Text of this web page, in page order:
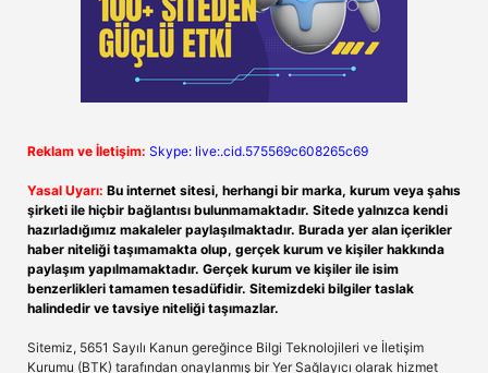
Reklam ve İletişim: Skype: live:.cid.575569c608265c69
Yasal Uyarı: Bu internet sitesi, herhangi bir marka, kurum veya şahıs
şirketi ile hiçbir bağlantısı bulunmamaktadır. Sitede yalnızca kendi
hazırladığımız makaleler paylaşılmaktadır. Burada yer alan içerikler
haber niteliği taşımamakta olup, gerçek kurum ve kişiler hakkında
paylaşım yapılmamaktadır. Gerçek kurum ve kişiler ile isim
benzerlikleri tamamen tesadüfidir. Sitemizdeki bilgiler taslak
halindedir ve tavsiye niteliği taşımazlar.
Sitemiz, 5651 Sayılı Kanun gereğince Bilgi Teknolojileri ve İletişim
Kurumu (BTK) tarafından onaylanmış bir Yer Sağlayıcı olarak hizmet